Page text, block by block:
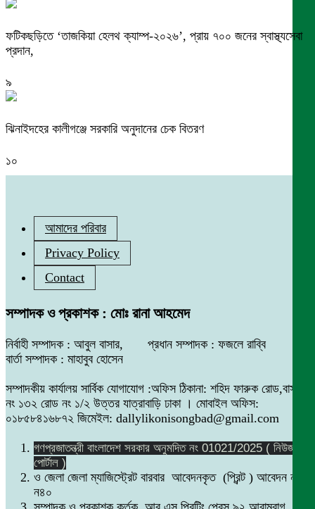
ফটিকছড়িতে ‘তাজকিয়া হেলথ ক্যাম্প-২০২৬’, প্রায় ৭০০ জনের স্বাস্থ্যসেবা
প্রদান,
৯
ঝিনাইদহের কালীগঞ্জে সরকারি অনুদানের চেক বিতরণ
১০
আমাদের পরিবার
Privacy Policy
Contact
সম্পাদক ও প্রকাশক : মোঃ রানা আহমেদ
নির্বাহী সম্পাদক : আবুল বাসার, প্রধান সম্পাদক : ফজলে রাব্বি
বার্তা সম্পাদক : মাহাবুব হোসেন
সম্পাদকীয় কার্যালয় সার্বিক যোগাযোগ :অফিস ঠিকানা: শহিদ ফারুক রোড,বাসা
নং ১৩২ রোড নং ১/২ উত্তর যাত্রাবাড়ি ঢাকা । মোবাইল অফিস:
০১৮৫৮৪১৬৮৭২ জিমেইল: dallylikonisongbad@gmail.com
গণপ্রজাতন্ত্রী বাংলাদেশ সরকার অনুমদিত নং 01021/2025 ( নিউজ
পোর্টাল )
ও জেলা জেলা ম্যাজিস্ট্রেট বারবার আবেদনকৃত (প্রিন্ট ) আবেদন নং
ন৪০